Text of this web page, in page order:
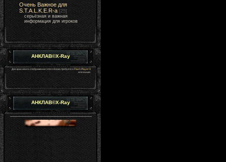
Очень Важное для
S.T.A.L.K.E.R-а [25]
серьёзная и важная
информация для игроков
АНКЛАВ©X-Ray
Для красивого отображения этого блока требуетсяFlash Player 9
или выше.
АНКЛАВ©X-Ray